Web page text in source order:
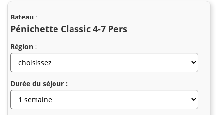
Bateau :
Pénichette Classic 4-7 Pers
Région :
Durée du séjour :